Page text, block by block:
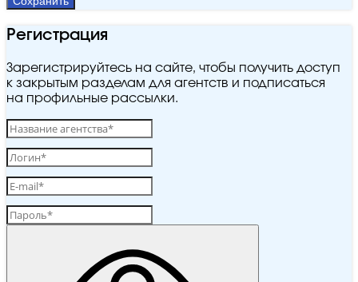
Регистрация
Зарегистрируйтесь на сайте, чтобы получить доступ
к закрытым разделам для агентств и подписаться
на профильные рассылки.